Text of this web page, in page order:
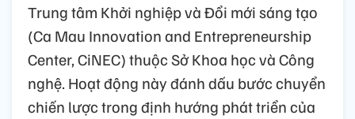
Trung tâm Khởi nghiệp và Đổi mới sáng tạo
(Ca Mau Innovation and Entrepreneurship
Center, CiNEC) thuộc Sở Khoa học và Công
nghệ. Hoạt động này đánh dấu bước chuyển
chiến lược trong định hướng phát triển của